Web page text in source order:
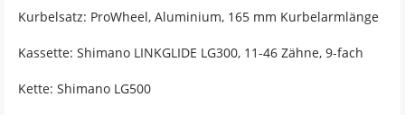
Kurbelsatz: ProWheel, Aluminium, 165 mm Kurbelarmlänge
Kassette: Shimano LINKGLIDE LG300, 11-46 Zähne, 9-fach
Kette: Shimano LG500